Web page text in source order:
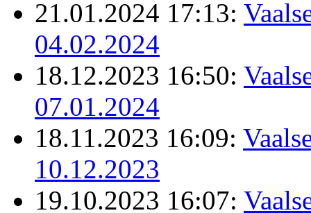
21.01.2024 17:13:
04.02.2024
18.12.2023 16:50:
07.01.2024
18.11.2023 16:09:
10.12.2023
19.10.2023 16:07: